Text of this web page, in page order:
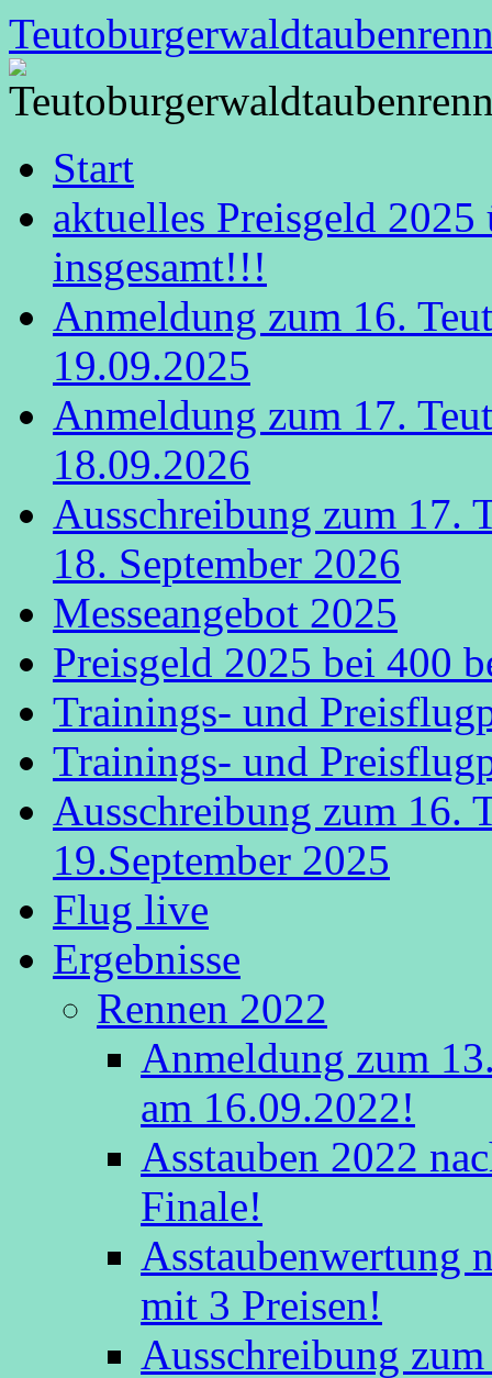
Zum
Inhalt
springen
Start
aktuelles Preisgeld
insgesamt!!!
Anmeldung zum 16.
19.09.2025
Anmeldung zum 17.
18.09.2026
Ausschreibung zum 17.
18. September 2026
Messeangebot 2025
Preisgeld 2025 bei 400
Trainings- und
Trainings- und
Ausschreibung zum 16.
19.September 2025
Flug live
Ergebnisse
Rennen 2022
Anmeldung zum
am 16.09.2022!
Asstauben 2022
Finale!
Asstaubenwertung
mit 3 Preisen!
Ausschreibung